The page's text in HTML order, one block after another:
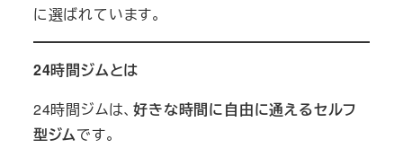
に選ばれています。
24時間ジムとは
24時間ジムは、好きな時間に自由に通えるセルフ
型ジムです。